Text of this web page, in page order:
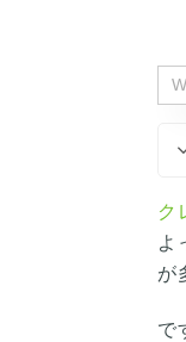
ク
よ
が
で